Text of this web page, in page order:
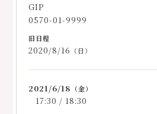
GIP
0570-01-9999
2020/8/16 （日）
2021/6/18 （金）
17:30 / 18:30